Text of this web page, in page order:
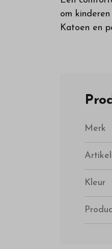
om
Katoen en
Merk
Kleur